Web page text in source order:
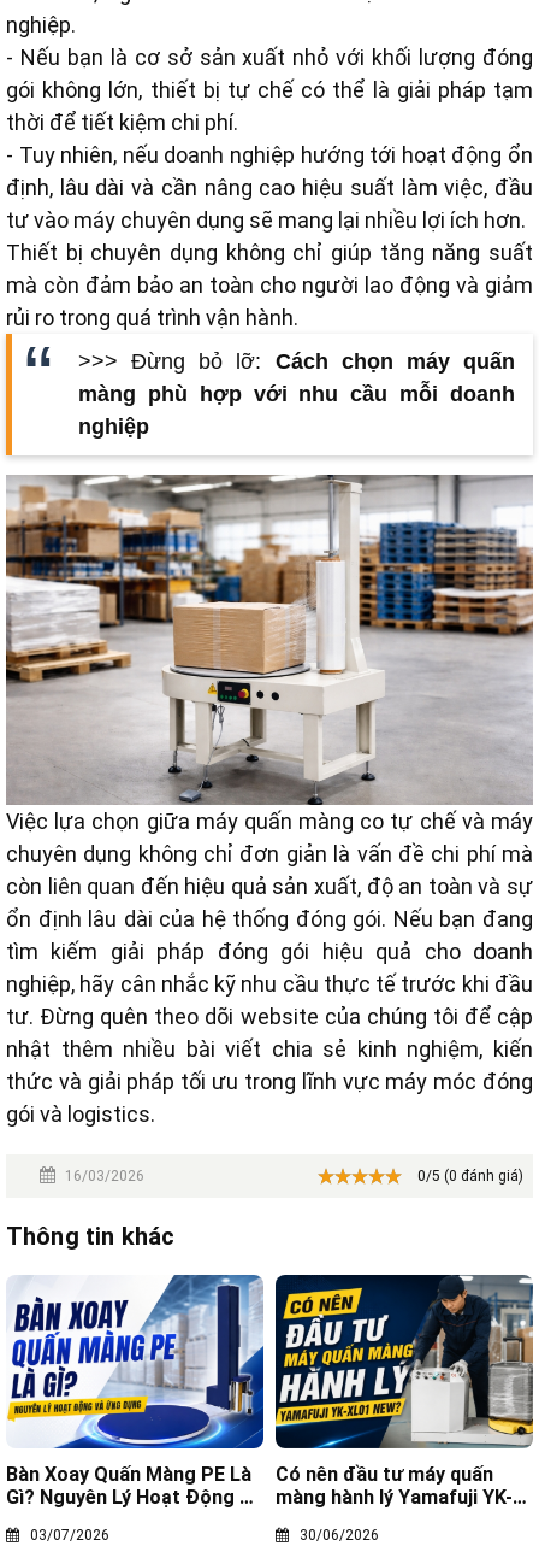
nghiệp.
- Nếu bạn là cơ sở sản xuất nhỏ với khối lượng đóng
gói không lớn, thiết bị tự chế có thể là giải pháp tạm
thời để tiết kiệm chi phí.
- Tuy nhiên, nếu doanh nghiệp hướng tới hoạt động ổn
định, lâu dài và cần nâng cao hiệu suất làm việc, đầu
tư vào máy chuyên dụng sẽ mang lại nhiều lợi ích hơn.
Thiết bị chuyên dụng không chỉ giúp tăng năng suất
mà còn đảm bảo an toàn cho người lao động và giảm
rủi ro trong quá trình vận hành.
>>> Đừng bỏ lỡ: Cách chọn máy quấn
màng phù hợp với nhu cầu mỗi doanh
nghiệp
Việc lựa chọn giữa máy quấn màng co tự chế và máy
chuyên dụng không chỉ đơn giản là vấn đề chi phí mà
còn liên quan đến hiệu quả sản xuất, độ an toàn và sự
ổn định lâu dài của hệ thống đóng gói. Nếu bạn đang
tìm kiếm giải pháp đóng gói hiệu quả cho doanh
nghiệp, hãy cân nhắc kỹ nhu cầu thực tế trước khi đầu
tư. Đừng quên theo dõi website của chúng tôi để cập
nhật thêm nhiều bài viết chia sẻ kinh nghiệm, kiến
thức và giải pháp tối ưu trong lĩnh vực máy móc đóng
gói và logistics.
16/03/2026 0/5 (0 đánh giá)
Thông tin khác
Bàn Xoay Quấn Màng PE Là
Gì? Nguyên Lý Hoạt Động Và
03/07/2026
Có nên đầu tư máy quấn
màng hành lý Yamafuji YK-
30/06/2026